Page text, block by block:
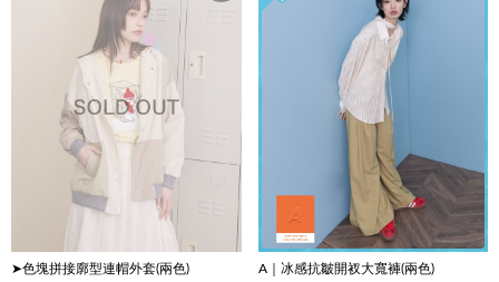
➤色塊拼接廓型連帽外套(兩色) A｜冰感抗皺開衩大寬褲(兩色)